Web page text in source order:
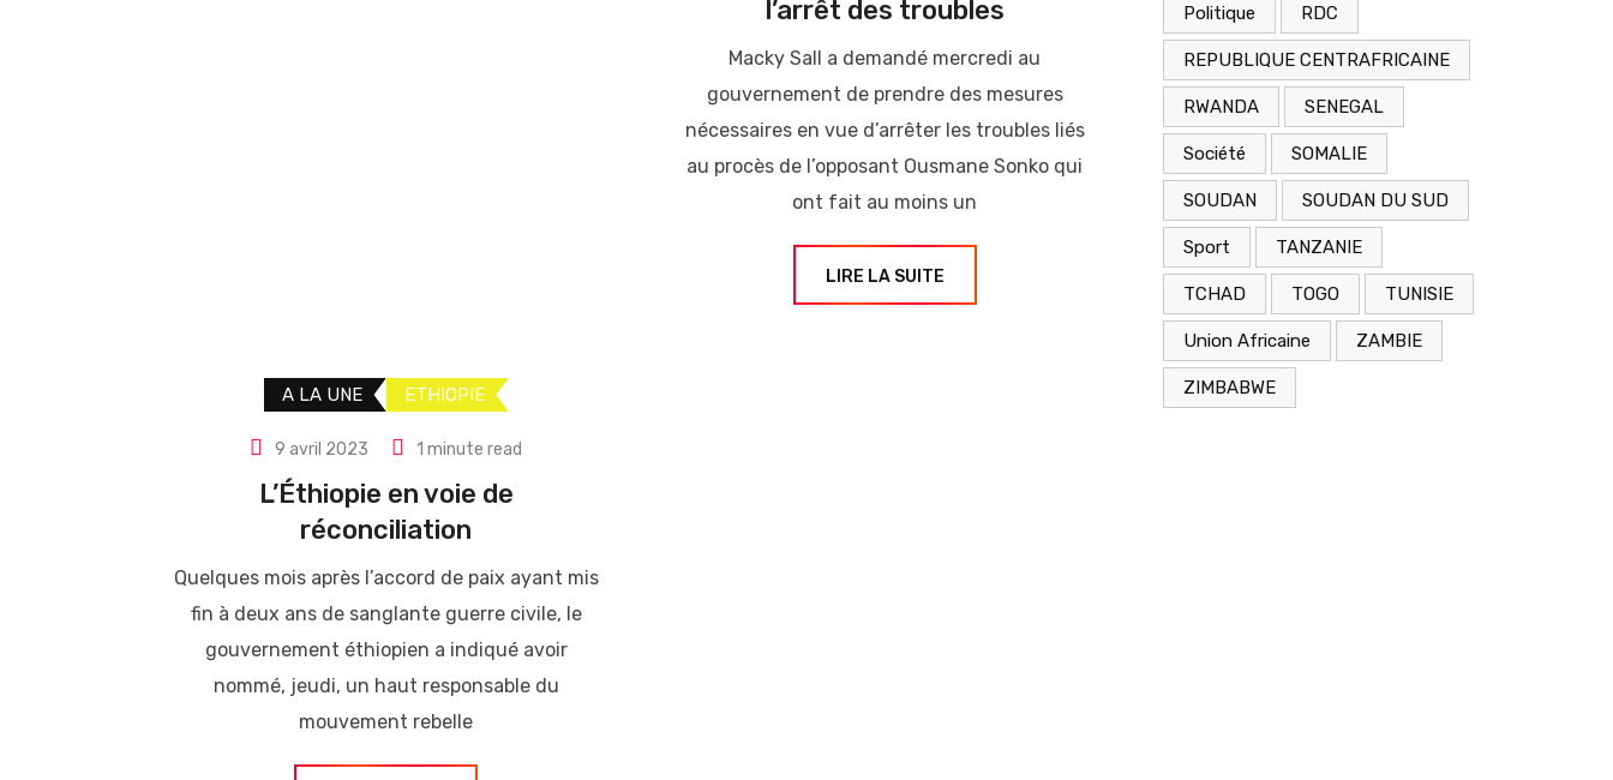
l’arrêt des troubles
Macky Sall a demandé mercredi au
gouvernement de prendre des mesures
nécessaires en vue d’arrêter les troubles liés
au procès de l’opposant Ousmane Sonko qui
ont fait au moins un
LIRE LA SUITE
A LA UNE ETHIOPIE
9 avril 2023 1 minute read
L’Éthiopie en voie de
réconciliation
Quelques mois après l’accord de paix ayant mis
fin à deux ans de sanglante guerre civile, le
gouvernement éthiopien a indiqué avoir
nommé, jeudi, un haut responsable du
mouvement rebelle
Politique RDC
REPUBLIQUE CENTRAFRICAINE
RWANDA SENEGAL
Société SOMALIE
SOUDAN SOUDAN DU SUD
Sport TANZANIE
TCHAD TOGO TUNISIE
Union Africaine ZAMBIE
ZIMBABWE